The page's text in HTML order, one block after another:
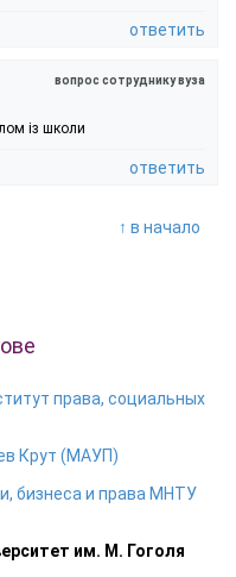
ответить
вопрос сотруднику вуза
із школи
ответить
↑ в начало
права, социальных
Крут (МАУП)
бизнеса и права МНТУ
им. М. Гоголя